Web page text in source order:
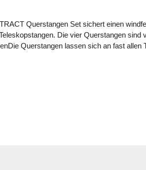
Querstangen Set sichert einen
Die vier Querstangen
Querstangen lassen sich an fast